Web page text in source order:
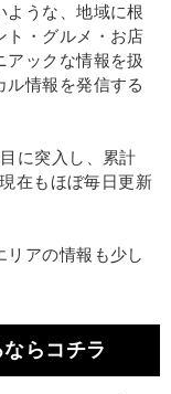
ような、地域に根
ト・グルメ・お店
アックな情報を扱
ル情報を発信する
に突入し、累計
在もほぼ毎日更新
リアの情報も少し
らコチラ